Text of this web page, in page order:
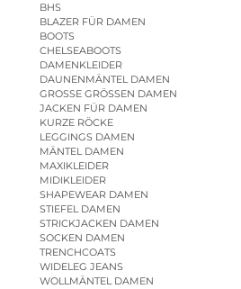
BHS
BLAZER FÜR DAMEN
BOOTS
CHELSEABOOTS
DAMENKLEIDER
DAUNENMÄNTEL DAMEN
GROSSE GRÖSSEN DAMEN
JACKEN FÜR DAMEN
KURZE RÖCKE
LEGGINGS DAMEN
MÄNTEL DAMEN
MAXIKLEIDER
MIDIKLEIDER
SHAPEWEAR DAMEN
STIEFEL DAMEN
STRICKJACKEN DAMEN
SOCKEN DAMEN
TRENCHCOATS
WIDELEG JEANS
WOLLMÄNTEL DAMEN